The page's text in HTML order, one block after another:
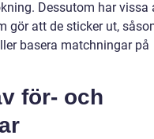
Dessutom har vissa
gör att de sticker ut,
basera matchningar på
för- och